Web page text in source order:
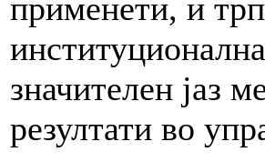
применети, и
значителен јаз
резултати во